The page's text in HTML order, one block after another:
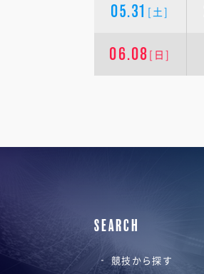
05.31 [土]
06.08 [日]
SEARCH
競技から探す